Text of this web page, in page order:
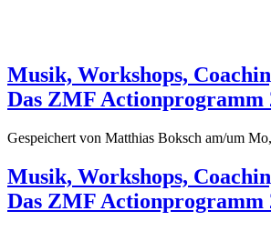
Musik, Workshops,
Das ZMF Actionprogramm
Gespeichert von Matthias Boksch am/um
Musik, Workshops,
Das ZMF Actionprogramm